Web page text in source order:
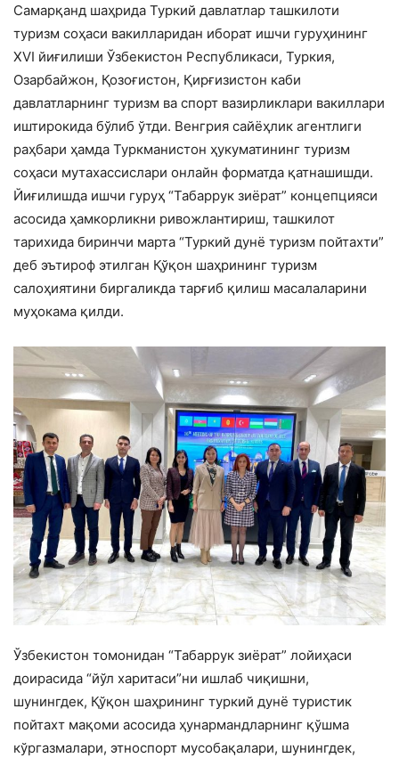
Самарқанд шаҳрида Туркий давлатлар ташкилоти
туризм соҳаси вакилларидан иборат ишчи гуруҳининг
XVI йиғилиши Ўзбекистон Республикаси, Туркия,
Озарбайжон, Қозоғистон, Қирғизистон каби
давлатларнинг туризм ва спорт вазирликлари вакиллари
иштирокида бўлиб ўтди. Венгрия сайёҳлик агентлиги
раҳбари ҳамда Туркманистон ҳукуматининг туризм
соҳаси мутахассислари онлайн форматда қатнашишди.
Йиғилишда ишчи гуруҳ “Табаррук зиёрат” концепцияси
асосида ҳамкорликни ривожлантириш, ташкилот
тарихида биринчи марта “Туркий дунё туризм пойтахти”
деб эътироф этилган Қўқон шаҳрининг туризм
салоҳиятини биргаликда тарғиб қилиш масалаларини
муҳокама қилди.
Ўзбекистон томонидан “Табаррук зиёрат” лойиҳаси
доирасида “йўл харитаси”ни ишлаб чиқишни,
шунингдек, Қўқон шаҳрининг туркий дунё туристик
пойтахт мақоми асосида ҳунармандларнинг қўшма
кўргазмалари, этноспорт мусобақалари, шунингдек,